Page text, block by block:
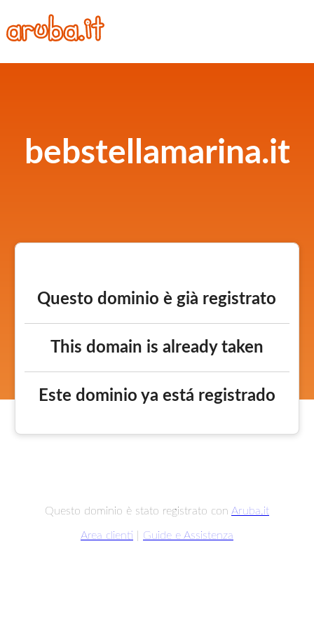
bebstellamarina.it
Questo dominio è già registrato
This domain is already taken
Este dominio ya está registrado
Questo dominio è stato registrato con Aruba.it
Area clienti Guide e Assistenza